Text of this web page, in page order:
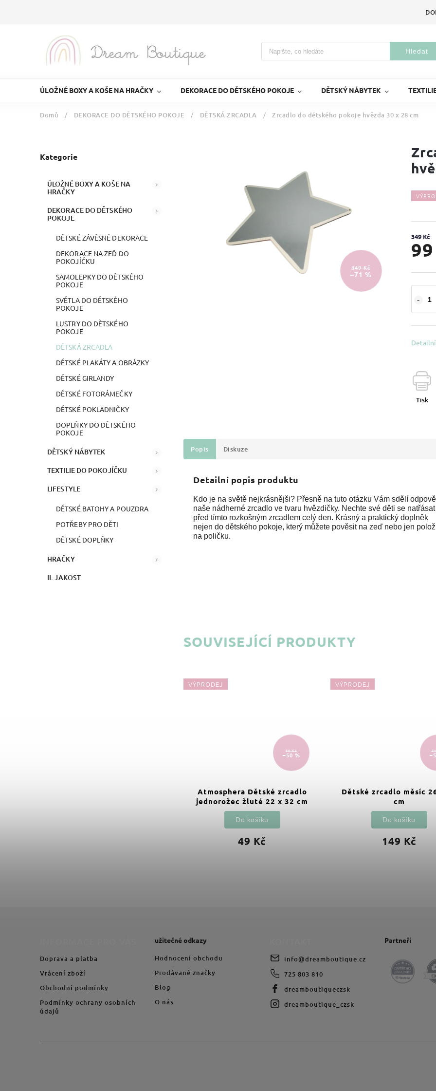
Hledat
ÚLOŽNÉ BOXY A KOŠE NA HRAČKY DEKORACE DO DĚTSKÉHO POKOJE DĚTSKÝ NÁBYTEK
Domů / DEKORACE DO DĚTSKÉHO POKOJE / DĚTSKÁ ZRCADLA / Zrcadlo do dětského pokoje hvězda 30 x 28 cm
Kategorie
ÚLOŽNÉ BOXY A KOŠE NA
HRAČKY
DEKORACE DO DĚTSKÉHO
POKOJE
DĚTSKÉ ZÁVĚSNÉ DEKORACE
DEKORACE NA ZEĎ DO
POKOJÍČKU
SAMOLEPKY DO DĚTSKÉHO
POKOJE
SVĚTLA DO DĚTSKÉHO
POKOJE
LUSTRY DO DĚTSKÉHO
POKOJE
DĚTSKÁ ZRCADLA
DĚTSKÉ PLAKÁTY A OBRÁZKY
DĚTSKÉ GIRLANDY
DĚTSKÉ FOTORÁMEČKY
DĚTSKÉ POKLADNIČKY
DOPLŇKY DO DĚTSKÉHO
POKOJE
DĚTSKÝ NÁBYTEK
TEXTILIE DO POKOJÍČKU
LIFESTYLE
DĚTSKÉ BATOHY A POUZDRA
POTŘEBY PRO DĚTI
DĚTSKÉ DOPLŇKY
HRAČKY
II. JAKOST
349 Kč
–71 %
349 Kč
Tisk
Popis Diskuze
Detailní popis produktu
Kdo je na světě nejkrásnějši? Přesně na tuto otázku Vám sdělí
naše nádherné zrcadlo ve tvaru hvězdičky. Nechte své děti se natřásat
před tímto rozkošným zrcadlem celý den. Krásný a praktický doplněk
nejen do dětského pokoje, který můžete pověsit na zeď nebo jen
na poličku.
SOUVISEJÍCÍ PRODUKTY
VÝPRODEJ
99 Kč
–50 %
Atmosphera Dětské zrcadlo
jednorožec žluté 22 x 32 cm
49 Kč
Do košíku
VÝPRODEJ
Dětské zrcadlo měsíc
cm
149 Kč
Do košíku
Doprava a platba
Vrácení zboží
Obchodní podmínky
Podmínky ochrany osobních
údajů
užitečné odkazy
Hodnocení obchodu
Prodávané značky
Blog
O nás
info@dreamboutique.cz
725 803 810
dreamboutiqueczsk
dreamboutique_czsk
Partneři